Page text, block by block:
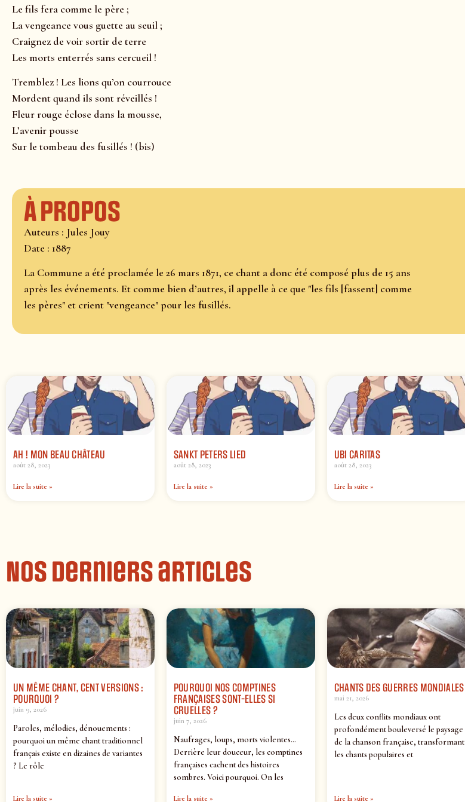
Le fils fera comme le père ;
La vengeance vous guette au seuil ;
Craignez de voir sortir de terre
Les morts enterrés sans cercueil !
Tremblez ! Les lions qu’on courrouce
Mordent quand ils sont réveillés !
Fleur rouge éclose dans la mousse,
L’avenir pousse
Sur le tombeau des fusillés ! (bis)
À propos
Auteurs : Jules Jouy
Date : 1887
La Commune a été proclamée le 26 mars 1871, ce chant a donc été composé plus de 15 ans
après les événements. Et comme bien d’autres, il appelle à ce que "les fils [fassent] comme
les pères" et crient "vengeance" pour les fusillés.
AH ! MON BEAU CHÂTEAU
août 28, 2023
Lire la suite »
SANKT PETERS LIED
août 28, 2023
Lire la suite »
UBI CARITAS
août 28, 2023
Lire la suite »
Nos derniers articles
UN MÊME CHANT, CENT VERSIONS :
POURQUOI ?
juin 9, 2026
Paroles, mélodies, dénouements :
pourquoi un même chant traditionnel
français existe en dizaines de variantes
? Le rôle
Lire la suite »
POURQUOI NOS COMPTINES
FRANÇAISES SONT-ELLES SI
CRUELLES ?
juin 7, 2026
Naufrages, loups, morts violentes…
Derrière leur douceur, les comptines
françaises cachent des histoires
sombres. Voici pourquoi. On les
Lire la suite »
CHANTS DES GUERRES MONDIALES
mai 21, 2026
Les deux conflits mondiaux ont
profondément bouleversé le paysage
de la chanson française, transformant
les chants populaires et
Lire la suite »